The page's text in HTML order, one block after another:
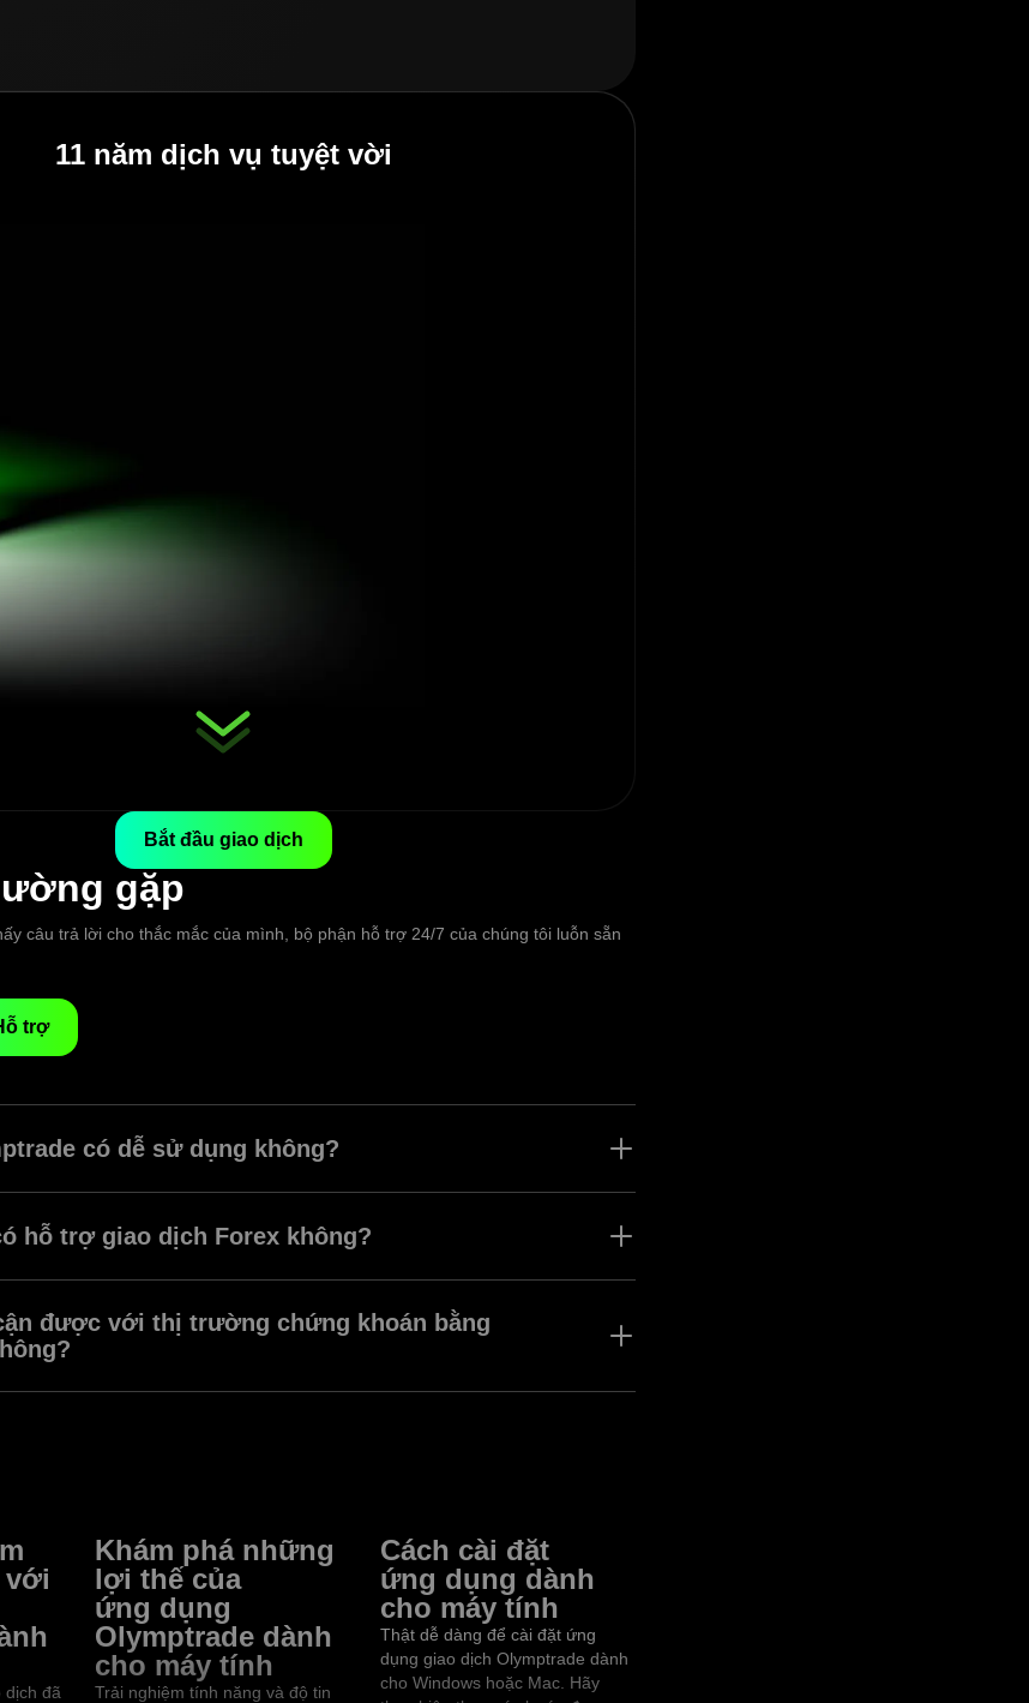
11 năm dịch vụ tuyệt vời
Bắt đầu giao dịch
gặp
câu trả lời cho thắc mắc của mình, bộ phận hỗ trợ 24/7 của chúng tôi luỗn sẵn
trợ
có dễ sử dụng không?
tận dụng được mọi công cụ.
hỗ trợ giao dịch Forex không?
phong cách giao dịch và sở thích khác nhau.
được với thị trường chứng khoán bằng
với
dịch đã
Khám phá những
lợi thế của
ứng dụng
Olymptrade dành
cho máy tính
Trải nghiệm tính năng và độ tin
Cách cài đặt
ứng dụng dành
cho máy tính
Thật dễ dàng để cài đặt ứng
dụng giao dịch Olymptrade dành
cho Windows hoặc Mac. Hãy